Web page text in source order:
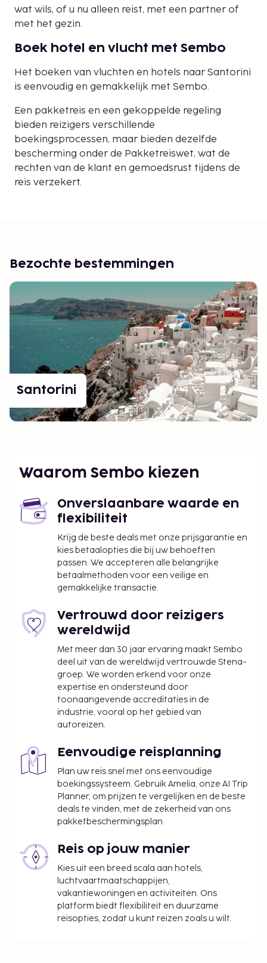
wat wils, of u nu alleen reist, met een partner of
met het gezin.
Boek hotel en vlucht met Sembo
Het boeken van vluchten en hotels naar Santorini
is eenvoudig en gemakkelijk met Sembo.
Een pakketreis en een gekoppelde regeling
bieden reizigers verschillende
boekingsprocessen, maar bieden dezelfde
bescherming onder de Pakketreiswet, wat de
rechten van de klant en gemoedsrust tijdens de
reis verzekert.
Bezochte bestemmingen
Santorini
Waarom Sembo kiezen
Onverslaanbare waarde en
flexibiliteit
Krijg de beste deals met onze prijsgarantie en
kies betaalopties die bij uw behoeften
passen. We accepteren alle belangrijke
betaalmethoden voor een veilige en
gemakkelijke transactie.
Vertrouwd door reizigers
wereldwijd
Met meer dan 30 jaar ervaring maakt Sembo
deel uit van de wereldwijd vertrouwde Stena-
groep. We worden erkend voor onze
expertise en ondersteund door
toonaangevende accreditaties in de
industrie, vooral op het gebied van
autoreizen.
Eenvoudige reisplanning
Plan uw reis snel met ons eenvoudige
boekingssysteem. Gebruik Amelia, onze AI Trip
Planner, om prijzen te vergelijken en de beste
deals te vinden, met de zekerheid van ons
pakketbeschermingsplan.
Reis op jouw manier
Kies uit een breed scala aan hotels,
luchtvaartmaatschappijen,
vakantiewoningen en activiteiten. Ons
platform biedt flexibiliteit en duurzame
reisopties, zodat u kunt reizen zoals u wilt.